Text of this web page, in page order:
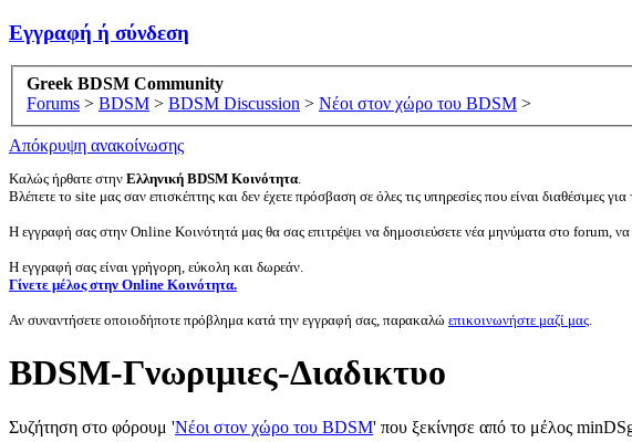
Εγγραφή ή σύνδεση
Greek BDSM Community
Forums > BDSM > BDSM Discussion > Νέοι στον χώρο του BDSM >
Απόκρυψη ανακοίνωσης
Καλώς ήρθατε στην Ελληνική BDSM Κοινότητα.
Βλέπετε το site μας σαν επισκέπτης και δεν έχετε πρόσβαση σε όλες τις υπηρεσίες που είναι διαθέσιμες
Η εγγραφή σας στην Online Κοινότητά μας θα σας επιτρέψει να δημοσιεύσετε νέα μηνύματα στο forum,
Η εγγραφή σας είναι γρήγορη, εύκολη και δωρεάν.
Γίνετε μέλος στην Online Κοινότητα.
Αν συναντήσετε οποιοδήποτε πρόβλημα κατά την εγγραφή σας, παρακαλώ επικοινωνήστε μαζί μας.
BDSM-Γνωριμιες-Διαδικτυο
Συζήτηση στο φόρουμ 'Νέοι στον χώρο του BDSM' που ξεκίνησε από το μέλος